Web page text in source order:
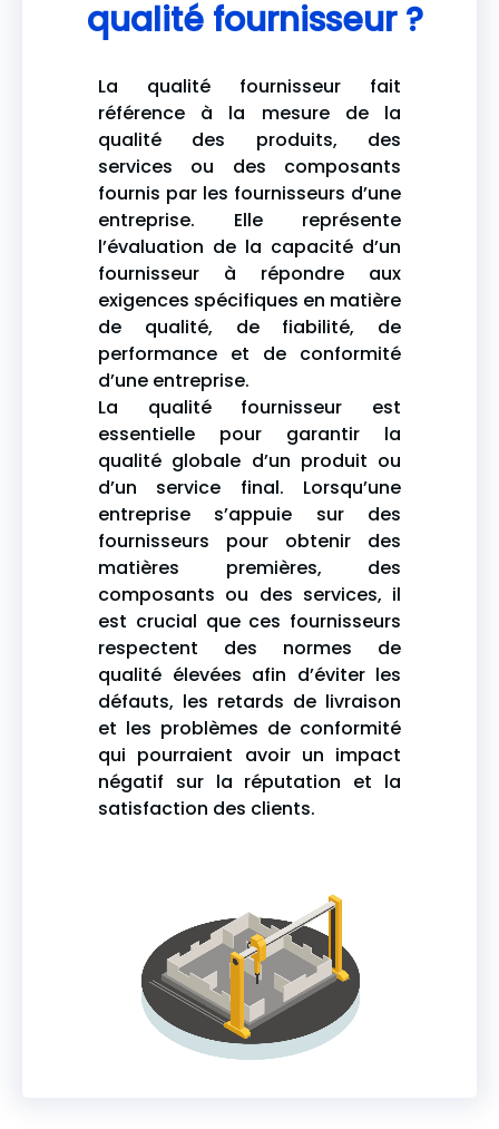
qualité fournisseur ?
La qualité fournisseur fait
référence à la mesure de la
qualité des produits, des
services ou des composants
fournis par les fournisseurs d’une
entreprise. Elle représente
l’évaluation de la capacité d’un
fournisseur à répondre aux
exigences spécifiques en matière
de qualité, de fiabilité, de
performance et de conformité
d’une entreprise.
La qualité fournisseur est
essentielle pour garantir la
qualité globale d’un produit ou
d’un service final. Lorsqu’une
entreprise s’appuie sur des
fournisseurs pour obtenir des
matières premières, des
composants ou des services, il
est crucial que ces fournisseurs
respectent des normes de
qualité élevées afin d’éviter les
défauts, les retards de livraison
et les problèmes de conformité
qui pourraient avoir un impact
négatif sur la réputation et la
satisfaction des clients.